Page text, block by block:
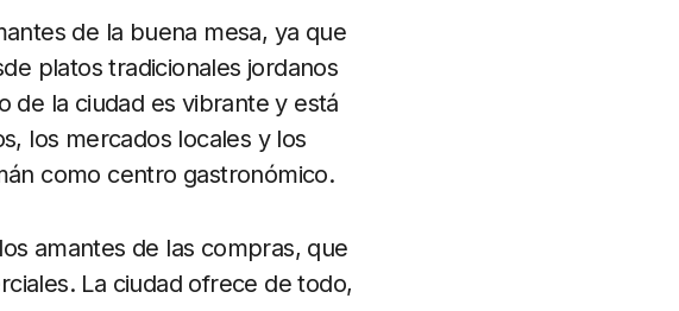
de la buena mesa, ya que
platos tradicionales jordanos
de la ciudad es vibrante y está
los mercados locales y los
como centro gastronómico.
amantes de las compras, que
La ciudad ofrece de todo,